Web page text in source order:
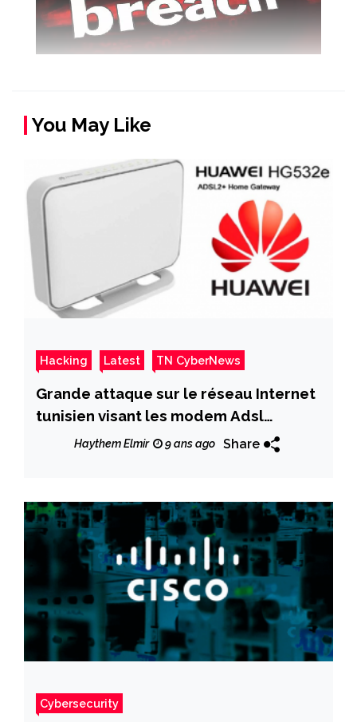
You May Like
Hacking Latest TN CyberNews
Grande attaque sur le réseau Internet
tunisien visant les modem Adsl
HG532eHaythem Elmir 9 ans ago Share
Cybersecurity